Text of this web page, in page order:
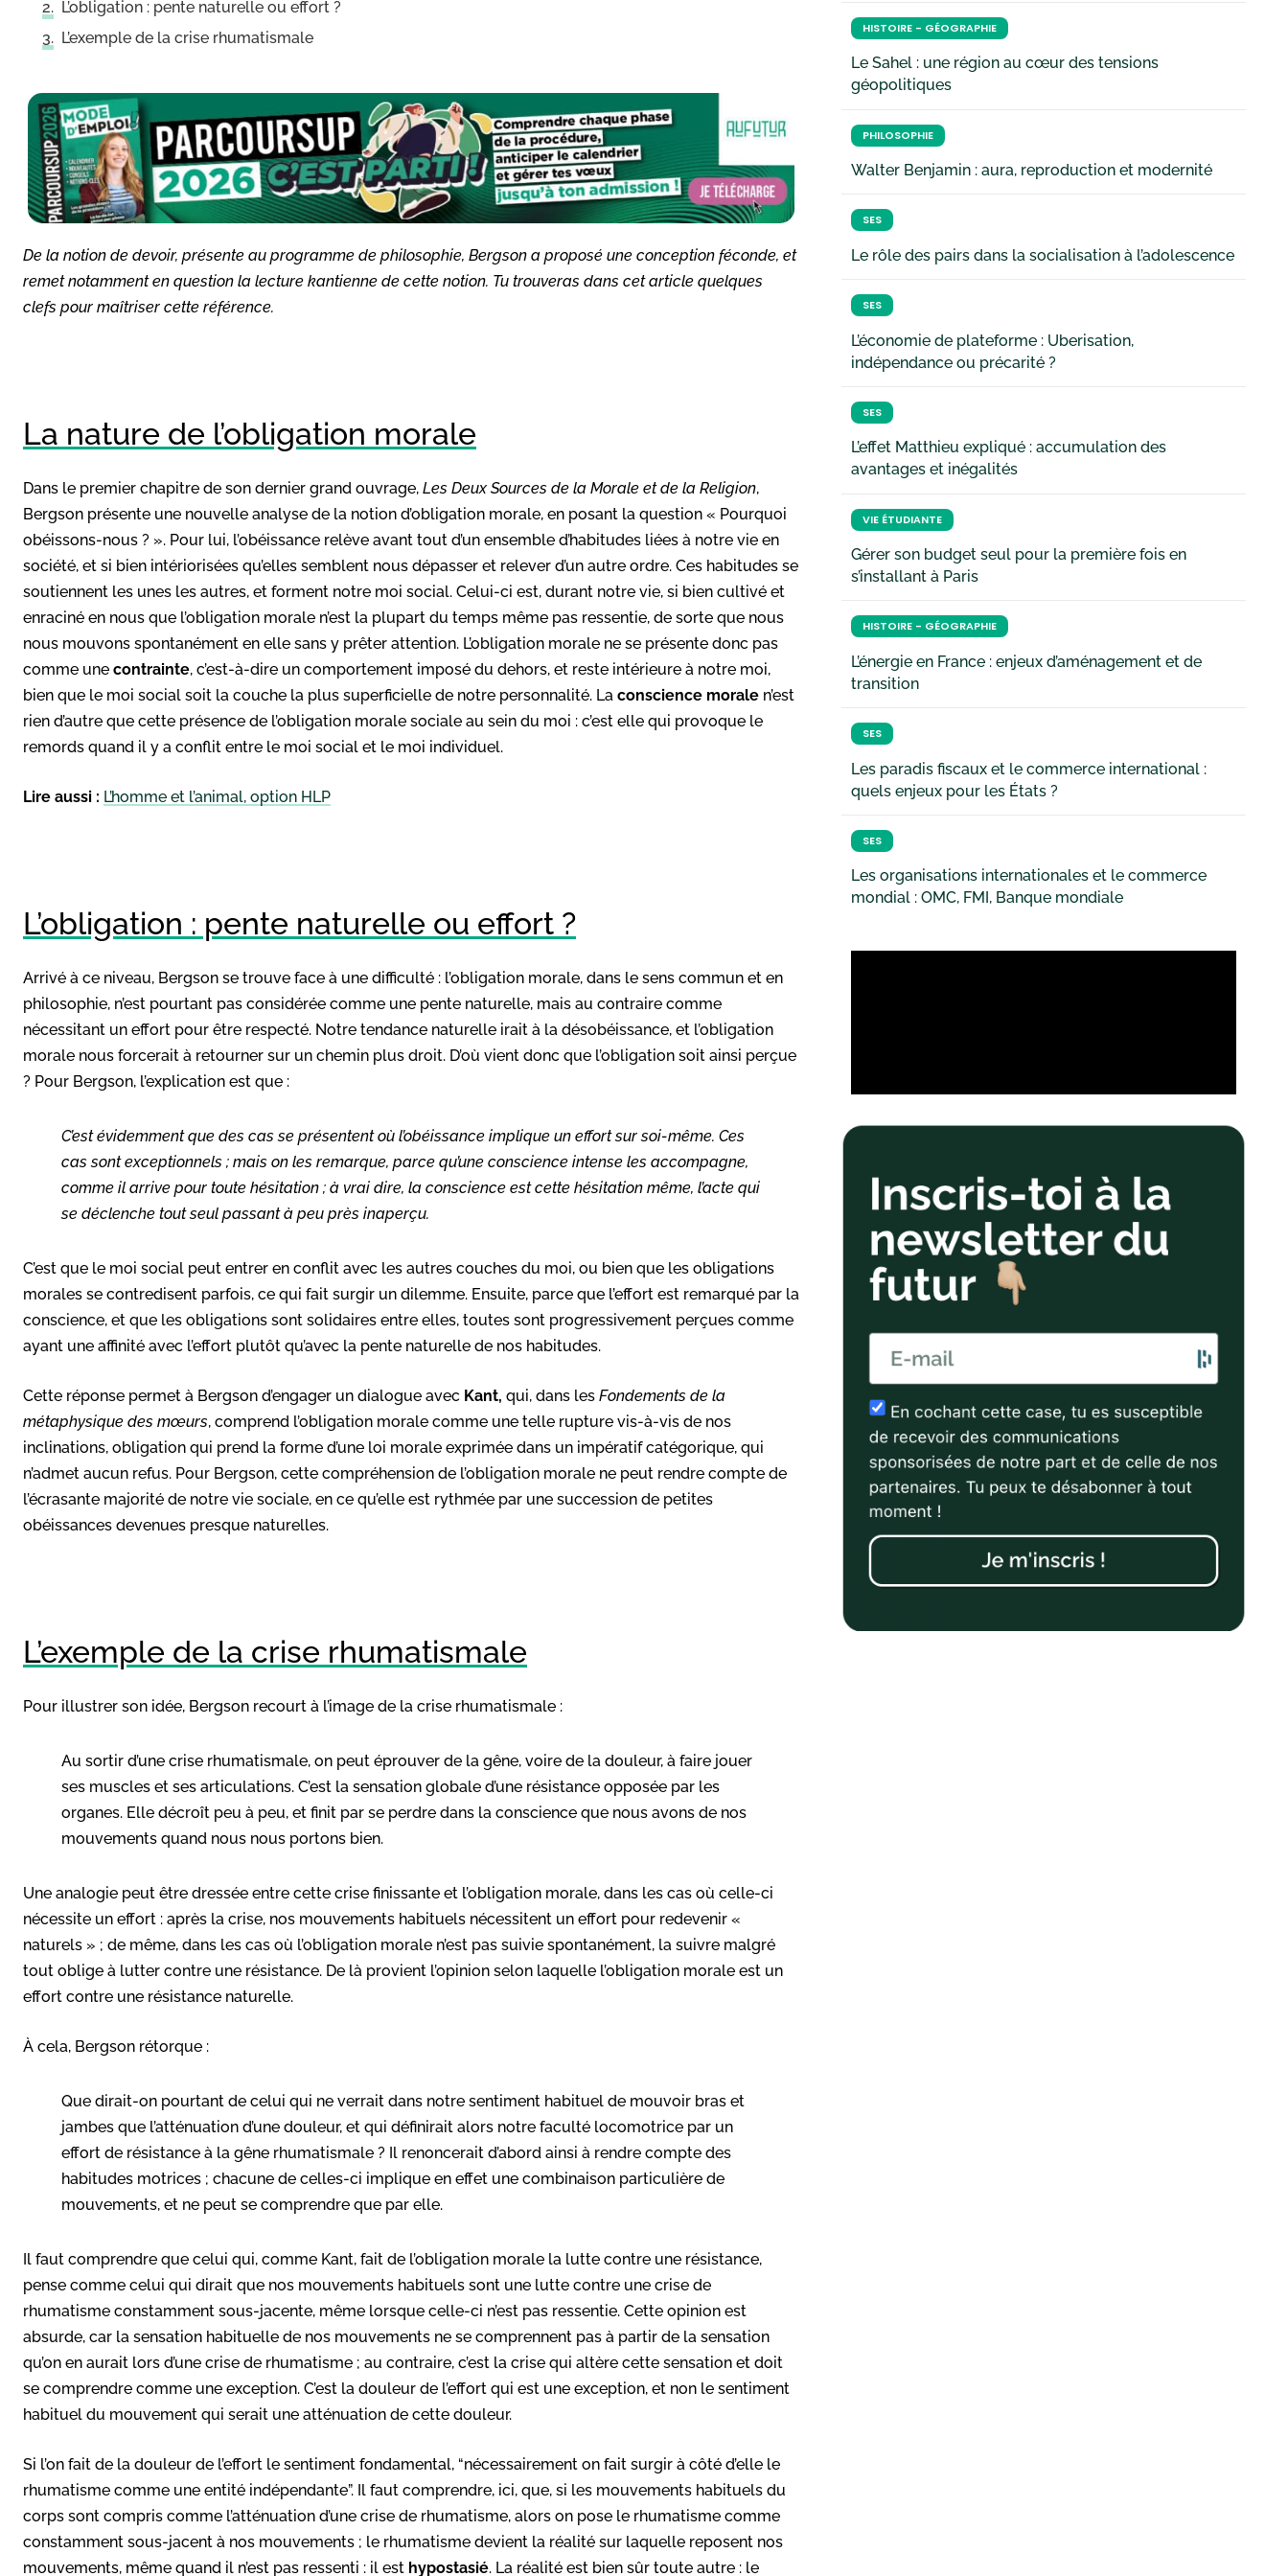
L’obligation : pente naturelle ou effort ?
L’exemple de la crise rhumatismale
De la notion de devoir, présente au programme de philosophie, Bergson a proposé une conception féconde, et
remet notamment en question la lecture kantienne de cette notion. Tu trouveras dans cet article quelques
clefs pour maîtriser cette référence.
La nature de l’obligation morale
Dans le premier chapitre de son dernier grand ouvrage, Les Deux Sources de la Morale et de la Religion,
Bergson présente une nouvelle analyse de la notion d’obligation morale, en posant la question « Pourquoi
obéissons-nous ? ». Pour lui, l’obéissance relève avant tout d’un ensemble d’habitudes liées à notre vie en
société, et si bien intériorisées qu’elles semblent nous dépasser et relever d’un autre ordre. Ces habitudes se
soutiennent les unes les autres, et forment notre moi social. Celui-ci est, durant notre vie, si bien cultivé et
enraciné en nous que l’obligation morale n’est la plupart du temps même pas ressentie, de sorte que nous
nous mouvons spontanément en elle sans y prêter attention. L’obligation morale ne se présente donc pas
comme une contrainte, c’est-à-dire un comportement imposé du dehors, et reste intérieure à notre moi,
bien que le moi social soit la couche la plus superficielle de notre personnalité. La conscience morale n’est
rien d’autre que cette présence de l’obligation morale sociale au sein du moi : c’est elle qui provoque le
remords quand il y a conflit entre le moi social et le moi individuel.
Lire aussi : L’homme et l’animal, option HLP
L’obligation : pente naturelle ou effort ?
Arrivé à ce niveau, Bergson se trouve face à une difficulté : l’obligation morale, dans le sens commun et en
philosophie, n’est pourtant pas considérée comme une pente naturelle, mais au contraire comme
nécessitant un effort pour être respecté. Notre tendance naturelle irait à la désobéissance, et l’obligation
morale nous forcerait à retourner sur un chemin plus droit. D’où vient donc que l’obligation soit ainsi perçue
? Pour Bergson, l’explication est que :
C’est évidemment que des cas se présentent où l’obéissance implique un effort sur soi-même. Ces
cas sontexceptionnels ; mais on les remarque, parce qu’une conscience intense les accompagne,
comme il arrive pour toute hésitation ; à vrai dire, la conscience est cette hésitation même, l’acte qui
se déclenche tout seul passant à peu près inaperçu.
C’est que le moi social peut entrer en conflit avec les autres couches du moi, ou bien que les obligations
morales se contredisent parfois, ce qui fait surgir un dilemme. Ensuite, parce que l’effort est remarqué par la
conscience, et que les obligations sont solidaires entre elles, toutes sont progressivement perçues comme
ayant une affinité avec l’effort plutôt qu’avec la pente naturelle de nos habitudes.
Cette réponse permet à Bergson d’engager un dialogue avec Kant, qui, dans les Fondements de la
métaphysique des mœurs, comprend l’obligation morale comme une telle rupture vis-à-vis de nos
inclinations, obligation qui prend la forme d’une loi morale exprimée dans un impératif catégorique, qui
n’admet aucun refus. Pour Bergson, cette compréhension de l’obligation morale ne peut rendre compte de
l’écrasante majorité de notre vie sociale, en ce qu’elle est rythmée par une succession de petites
obéissances devenues presque naturelles.
L’exemple de la crise rhumatismale
Pour illustrer son idée, Bergson recourt à l’image de la crise rhumatismale :
Au sortir d’une crise rhumatismale, on peut éprouver de la gêne, voire de la douleur, à faire jouer
ses muscles et ses articulations. C’est la sensation globale d’une résistance opposée par les
organes. Elle décroît peu à peu, et finit par se perdre dans la conscience que nous avons de nos
mouvements quand nous nous portons bien.
Une analogie peut être dressée entre cette crise finissante et l’obligation morale, dans les cas où celle-ci
nécessite un effort : après la crise, nos mouvements habituels nécessitent un effort pour redevenir «
naturels » ; de même, dans les cas où l’obligation morale n’est pas suivie spontanément, la suivre malgré
tout oblige à lutter contre une résistance. De là provient l’opinion selon laquelle l’obligation morale est un
effort contre une résistance naturelle.
À cela, Bergson rétorque :
Que dirait-on pourtant de celui qui ne verrait dans notre sentiment habituel de mouvoir bras et
jambes que l’atténuation d’une douleur, et qui définirait alors notre faculté locomotrice par un
effort de résistance à la gêne rhumatismale ? Il renoncerait d’abord ainsi à rendre compte des
habitudes motrices ; chacune de celles-ci implique en effet une combinaison particulière de
mouvements, et ne peut se comprendre que par elle.
Il faut comprendre que celui qui, comme Kant, fait de l’obligation morale la lutte contre une résistance,
pense comme celui qui dirait que nos mouvements habituels sont une lutte contre une crise de
rhumatisme constamment sous-jacente, même lorsque celle-ci n’est pas ressentie. Cette opinion est
absurde, car la sensation habituelle de nos mouvements ne se comprennent pas à partir de la sensation
qu’on en aurait lors d’une crise de rhumatisme ; au contraire, c’est la crise qui altère cette sensation et doit
se comprendre comme une exception. C’est la douleur de l’effort qui est une exception, et non le sentiment
habituel du mouvement qui serait une atténuation de cette douleur.
Si l’on fait de la douleur de l’effort le sentiment fondamental, “nécessairement on fait surgir à côté d’elle le
rhumatisme comme une entité indépendante”. Il faut comprendre, ici, que, si les mouvements habituels du
corps sont compris comme l’atténuation d’une crise de rhumatisme, alors on pose le rhumatisme comme
constamment sous-jacent à nos mouvements ; le rhumatisme devient la réalité sur laquelle reposent nos
mouvements, même quand il n’est pas ressenti : il est hypostasié. La réalité est bien sûr toute autre : le
HISTOIRE - GÉOGRAPHIE
Le Sahel : une région au cœur des tensions
géopolitiques
PHILOSOPHIE
Walter Benjamin : aura, reproduction et modernité
SES
Le rôle des pairs dans la socialisation à l’adolescence
SES
L’économie de plateforme : Uberisation,
indépendance ou précarité ?
SES
L’effet Matthieu expliqué : accumulation des
avantages et inégalités
VIE ÉTUDIANTE
Gérer son budget seul pour la première fois en
s’installant à Paris
HISTOIRE - GÉOGRAPHIE
L’énergie en France : enjeux d’aménagement et de
transition
SES
Les paradis fiscaux et le commerce international :
quels enjeux pour les États ?
SES
Les organisations internationales et le commerce
mondial : OMC, FMI, Banque mondiale